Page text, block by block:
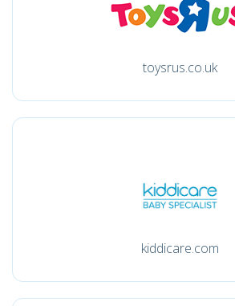
toysrus.co.uk
kiddicare.com